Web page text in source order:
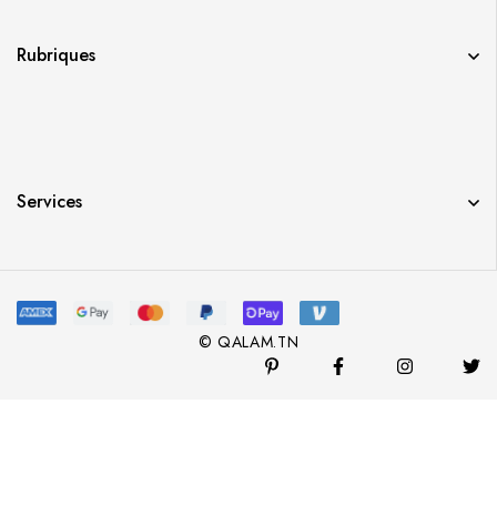
Rubriques
Services
© QALAM.TN